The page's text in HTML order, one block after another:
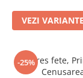
VEZI VARIANTE
-25%Dres fete,